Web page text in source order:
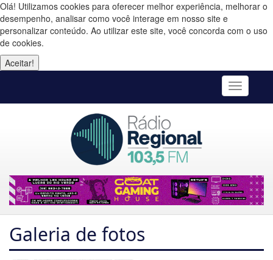
Olá! Utilizamos cookies para oferecer melhor experiência, melhorar o
desempenho, analisar como você interage em nosso site e
personalizar conteúdo. Ao utilizar este site, você concorda com o uso
de cookies.
Aceitar!
Toggle
Galeria de fotos